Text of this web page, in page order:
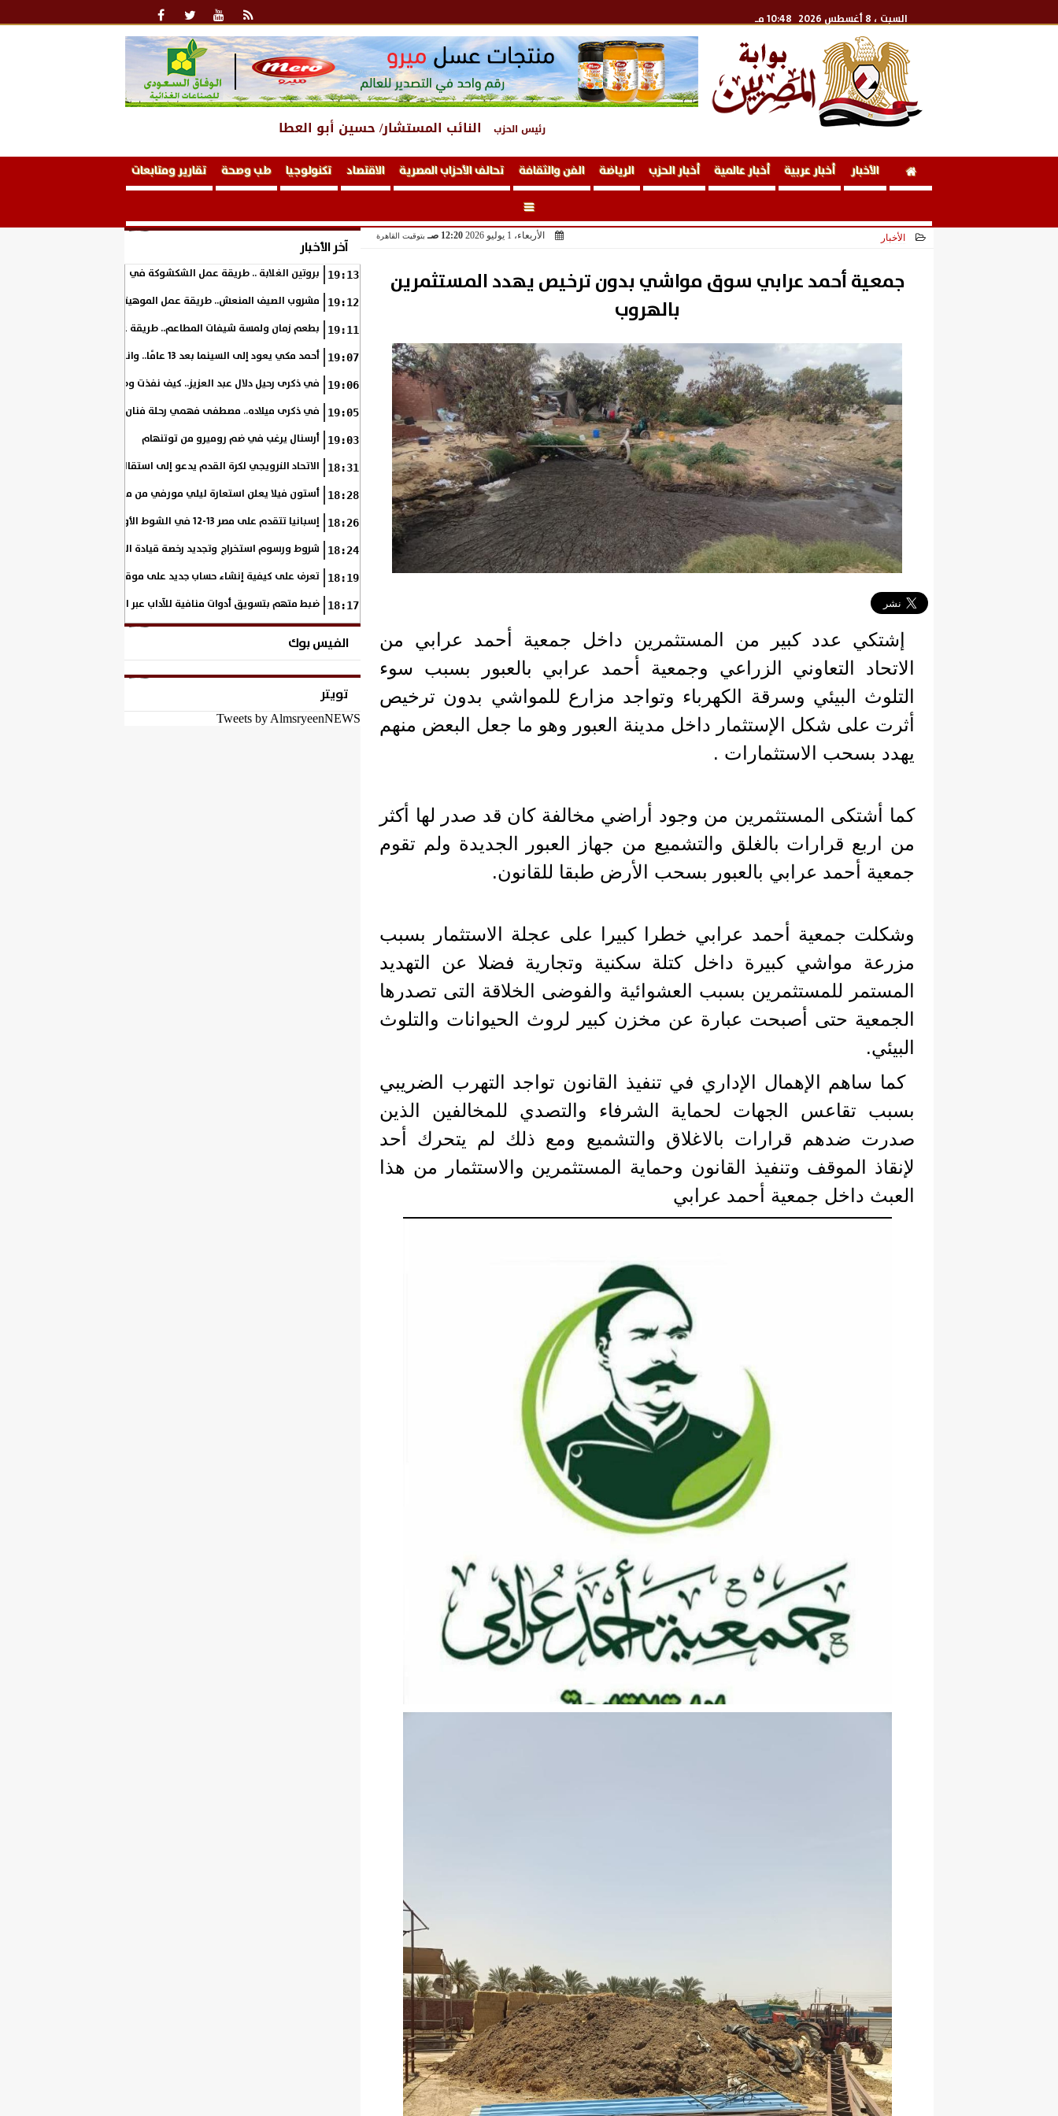
السبت ، 8 أغسطس 2026 10:48 مـ
رئيس الحزب النائب المستشار/ حسين أبو العطا
الأخبار أخبار عربية أخبار عالمية أخبار الحزب الرياضة الفن والثقافة تحالف الأحزاب المصرية الاقتصاد تكنولوجيا طب وصحة تقارير ومتابعات
الأخبار الأربعاء، 1 يوليو 2026 12:20 صـ بتوقيت القاهرة
جمعية أحمد عرابي سوق مواشي بدون ترخيص يهدد المستثمرين
بالهروب
إشتكي عدد كبير من المستثمرين داخل جمعية أحمد عرابي من
الاتحاد التعاوني الزراعي وجمعية أحمد عرابي بالعبور بسبب سوء
التلوث البيئي وسرقة الكهرباء وتواجد مزارع للمواشي بدون ترخيص
أثرت على شكل الإستثمار داخل مدينة العبور وهو ما جعل البعض منهم
يهدد بسحب الاستثمارات .
كما أشتكى المستثمرين من وجود أراضي مخالفة كان قد صدر لها أكثر
من اربع قرارات بالغلق والتشميع من جهاز العبور الجديدة ولم تقوم
جمعية أحمد عرابي بالعبور بسحب الأرض طبقا للقانون.
وشكلت جمعية أحمد عرابي خطرا كبيرا على عجلة الاستثمار بسبب
مزرعة مواشي كبيرة داخل كتلة سكنية وتجارية فضلا عن التهديد
المستمر للمستثمرين بسبب العشوائية والفوضى الخلاقة التى تصدرها
الجمعية حتى أصبحت عبارة عن مخزن كبير لروث الحيوانات والتلوث
البيئي.
كما ساهم الإهمال الإداري في تنفيذ القانون تواجد التهرب الضريبي
بسبب تقاعس الجهات لحماية الشرفاء والتصدي للمخالفين الذين
صدرت ضدهم قرارات بالاغلاق والتشميع ومع ذلك لم يتحرك أحد
لإنقاذ الموقف وتنفيذ القانون وحماية المستثمرين والاستثمار من هذا
العبث داخل جمعية أحمد عرابي
آخر الأخبار
19:13 بروتين الغلابة .. طريقة عمل الشكشوكة في المنزل
19:12 مشروب الصيف المنعش.. طريقة عمل الموهيتو بالفراولة في المنزل بطعم
19:11 بطعم زمان ولمسة شيفات المطاعم.. طريقة عمل الكوسة بالبشاميل في
19:07 أحمد مكي يعود إلى السينما بعد 13 عامًا.. وانطلاق تصوير «فرصة سعيدة»
19:06 في ذكرى رحيل دلال عبد العزيز.. كيف نفذت وصية والدتها على مدار
19:05 في ذكرى ميلاده.. مصطفى فهمي رحلة فنان بدأ من خلف الكاميرا وانتهى
19:03 أرسنال يرغب في ضم روميرو من توتنهام
18:31 الاتحاد النرويجي لكرة القدم يدعو إلى استقالة جاني إنفانتينو
18:28 أستون فيلا يعلن استعارة ليلي مورفي من مانشستر سيتي
18:26 إسبانيا تتقدم على مصر 13-12 في الشوط الأول.. وناشئات الفراعنة يواصلن حلم بلوغ نهائي مونديال اليد
18:24 شروط ورسوم استخراج وتجديد رخصة قيادة الدراجة النارية
18:19 تعرف على كيفية إنشاء حساب جديد على موقع وزارة الداخلية المصرية
18:17 ضبط متهم بتسويق أدوات منافية للآداب عبر السوشيال ميديا
الفيس بوك
تويتر
Tweets by AlmsryeenNEWS